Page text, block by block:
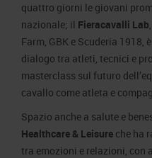
quattro giorni le giovani
nazionale; il Fieracavalli Lab
Farm, GBK e Scuderia 1918,
dialogo tra atleti, tecnici e
masterclass sul futuro
cavallo come atleta e
Spazio anche a salute e
Healthcare & Leisure che ha
tra emozioni e relazioni, con